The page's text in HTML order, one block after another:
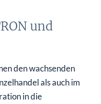
und
den wachsenden
als auch im
in die